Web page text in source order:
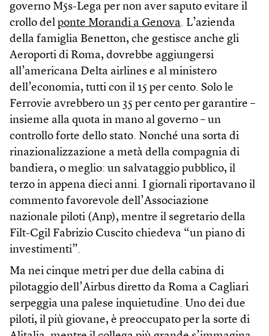
governo M5s-Lega per non aver saputo evitare il
crollo del ponte Morandi a Genova. L’azienda
della famiglia Benetton, che gestisce anche gli
Aeroporti di Roma, dovrebbe aggiungersi
all’americana Delta airlines e al ministero
dell’economia, tutti con il 15 per cento. Solo le
Ferrovie avrebbero un 35 per cento per garantire –
insieme alla quota in mano al governo – un
controllo forte dello stato. Nonché una sorta di
rinazionalizzazione a metà della compagnia di
bandiera, o meglio: un salvataggio pubblico, il
terzo in appena dieci anni. I giornali riportavano il
commento favorevole dell’Associazione
nazionale piloti (Anp), mentre il segretario della
Filt-Cgil Fabrizio Cuscito chiedeva “un piano di
investimenti”.
Ma nei cinque metri per due della cabina di
pilotaggio dell’Airbus diretto da Roma a Cagliari
serpeggia una palese inquietudine. Uno dei due
piloti, il più giovane, è preoccupato per la sorte di